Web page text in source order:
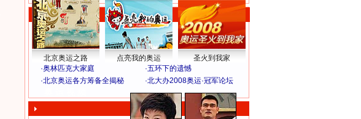
北京奥运之路 点亮我的奥运
圣火到我家
·奥林匹克大家庭 ·五环下的遗憾
·北京奥运各方筹备全揭秘 ·北大办2008奥运·冠军论坛